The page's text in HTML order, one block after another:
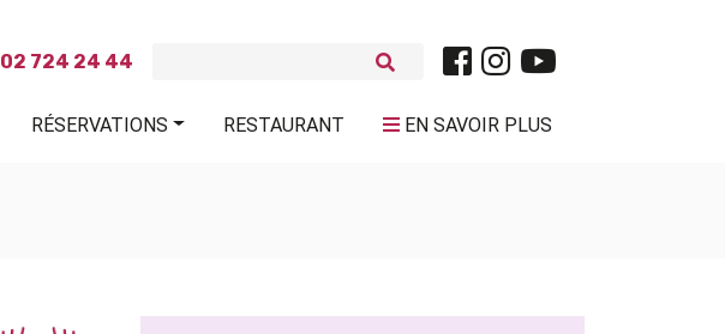
02 724 24 44
RÉSERVATIONS RESTAURANT EN SAVOIR PLUS